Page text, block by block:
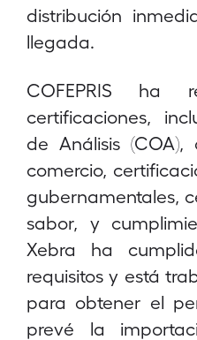
distribución
llegada.
COFEPRIS ha
certificaciones,
de Análisis
comercio,
gubernamentales,
sabor, y
Xebra ha
requisitos y está
para obtener el
prevé la